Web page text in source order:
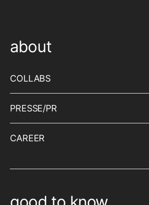
about
COLLABS
PRESSE/PR
CAREER